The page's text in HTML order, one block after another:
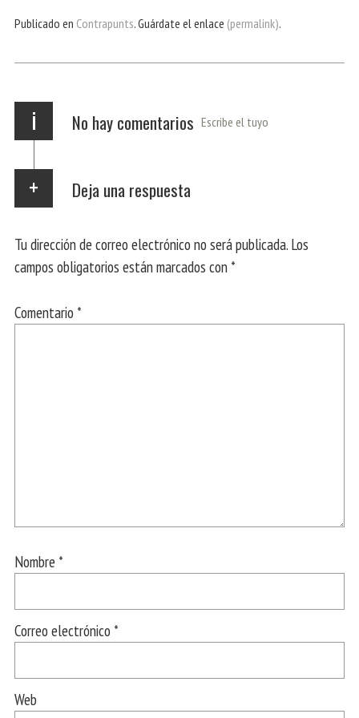
bo er ts
p
gr
m
ail pa
r
Publicado en Contrapunts. Guárdate el enlace (permalink).
i No hay comentarios Escribe el tuyo
Deja una respuesta
Tu dirección de correo electrónico no será publicada. Los
campos obligatorios están marcados con *
Comentario *
Nombre *
Correo electrónico *
Web